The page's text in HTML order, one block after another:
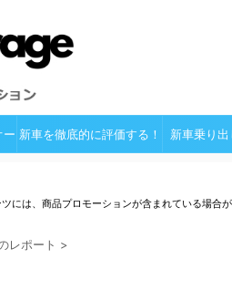
ー 新車を徹底的に評価する！ 新車乗り
は、商品プロモーションが含まれている場合が
レポート >